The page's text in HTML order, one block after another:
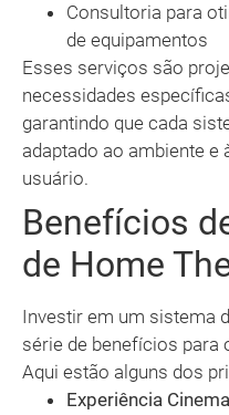
Consultoria para
de equipamentos
Esses serviços são
necessidades
garantindo que cada
adaptado ao ambiente
usuário.
Benefícios
de Home
Investir em um sistema
série de benefícios para
Aqui estão alguns dos
Experiência